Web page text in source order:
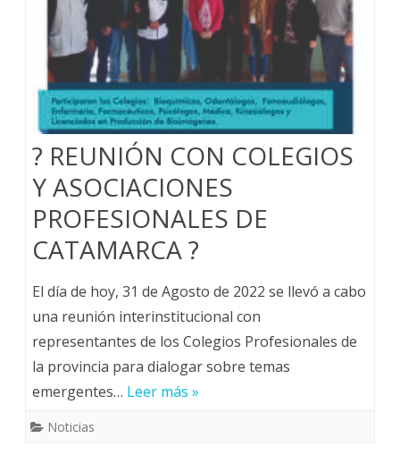
? REUNIÓN CON COLEGIOS
Y ASOCIACIONES
PROFESIONALES DE
CATAMARCA ?
El día de hoy, 31 de Agosto de 2022 se llevó a cabo
una reunión interinstitucional con
representantes de los Colegios Profesionales de
la provincia para dialogar sobre temas
emergentes… Leer más »
Noticias